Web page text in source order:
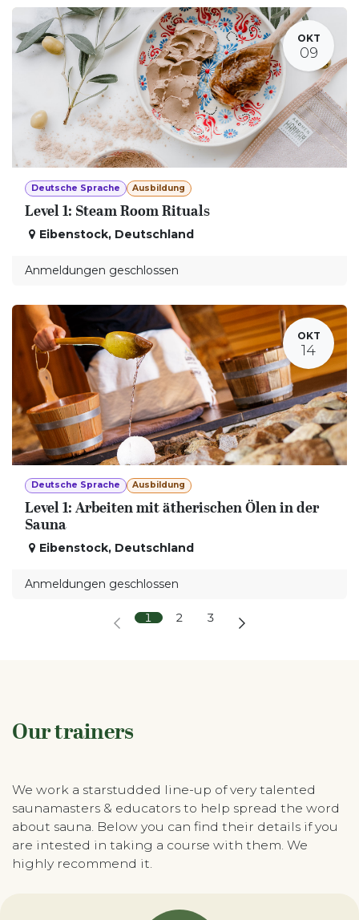
OKT
09
Deutsche Sprache Ausbildung
Level 1: Steam Room Rituals
Eibenstock, Deutschland
Anmeldungen geschlossen
OKT
14
Deutsche Sprache Ausbildung
Level 1: Arbeiten mit ätherischen Ölen in der
Sauna
Eibenstock, Deutschland
Anmeldungen geschlossen
1 2 3
Our trainers
We work a starstudded line-up of very talented
saunamasters & educators to help spread the word
about sauna. Below you can find their details if you
are intested in taking a course with them. We
highly recommend it.